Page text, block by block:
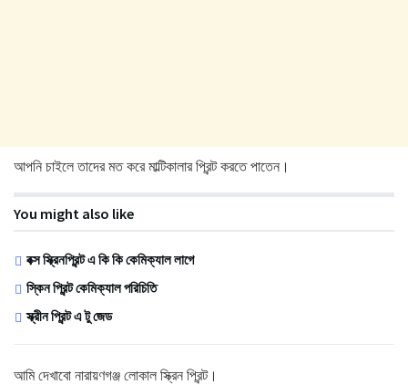
আপনি চাইলে তাদের মত করে মাল্টিকালার প্রিন্ট করতে পাতেন।
You might also like
বক্স স্ক্রিনপ্রিন্ট এ কি কি কেমিক্যাল লাগে
স্কিন প্রিন্ট কেমিক্যাল পরিচিতি
স্ক্রীন প্রিন্ট এ টু জেড
আমি দেখাবো নারায়ণগঞ্জ লোকাল স্ক্রিন প্রিন্ট।